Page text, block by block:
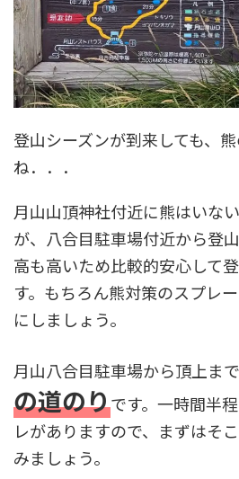
登山シーズンが到来しても、
ね．．．
月山山頂神社付近に熊はいな
が、八合目駐車場付近から登
高も高いため比較的安心して
す。もちろん熊対策のスプレ
にしましょう。
月山八合目駐車場から頂上ま
の道のりです。一時間半
レがありますので、まずはそ
みましょう。